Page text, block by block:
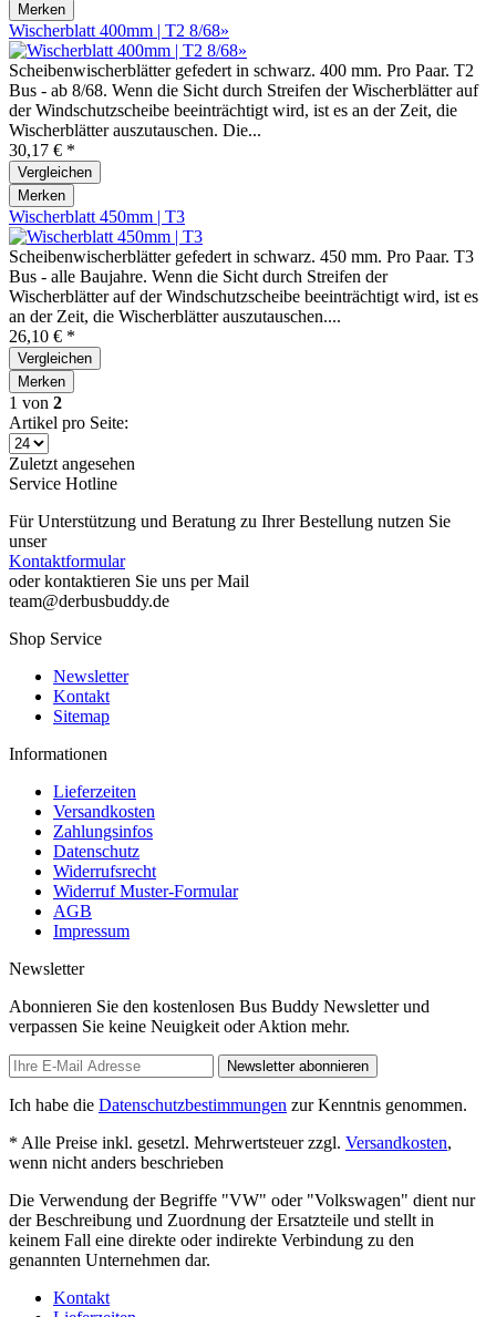
Merken
Wischerblatt 400mm | T2 8/68»
Scheibenwischerblätter gefedert in schwarz. 400 mm. Pro Paar. T2
Bus - ab 8/68. Wenn die Sicht durch Streifen der Wischerblätter auf
der Windschutzscheibe beeinträchtigt wird, ist es an der Zeit, die
Wischerblätter auszutauschen. Die...
30,17 € *
Vergleichen
Merken
Wischerblatt 450mm | T3
Scheibenwischerblätter gefedert in schwarz. 450 mm. Pro Paar. T3
Bus - alle Baujahre. Wenn die Sicht durch Streifen der
Wischerblätter auf der Windschutzscheibe beeinträchtigt wird, ist es
an der Zeit, die Wischerblätter auszutauschen....
26,10 € *
Vergleichen
Merken
1 von 2
Artikel pro Seite:
Zuletzt angesehen
Service Hotline
Für Unterstützung und Beratung zu Ihrer Bestellung nutzen Sie
unser
Kontaktformular
oder kontaktieren Sie uns per Mail
team@derbusbuddy.de
Shop Service
Newsletter
Kontakt
Sitemap
Informationen
Lieferzeiten
Versandkosten
Zahlungsinfos
Datenschutz
Widerrufsrecht
Widerruf Muster-Formular
AGB
Impressum
Newsletter
Abonnieren Sie den kostenlosen Bus Buddy Newsletter und
verpassen Sie keine Neuigkeit oder Aktion mehr.
Newsletter abonnieren
Ich habe die Datenschutzbestimmungen zur Kenntnis genommen.
* Alle Preise inkl. gesetzl. Mehrwertsteuer zzgl. Versandkosten,
wenn nicht anders beschrieben
Die Verwendung der Begriffe "VW" oder "Volkswagen" dient nur
der Beschreibung und Zuordnung der Ersatzteile und stellt in
keinem Fall eine direkte oder indirekte Verbindung zu den
genannten Unternehmen dar.
Kontakt